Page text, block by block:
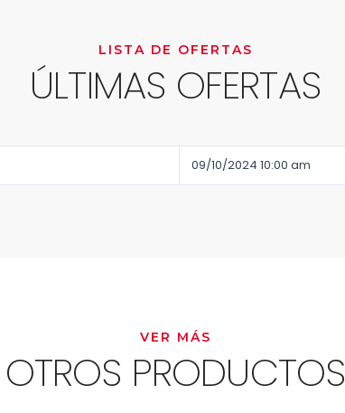
LISTA DE OFERTAS
ÚLTIMAS OFERTAS
09/10/2024 10:00 am
VER MÁS
OTROS PRODUCTOS